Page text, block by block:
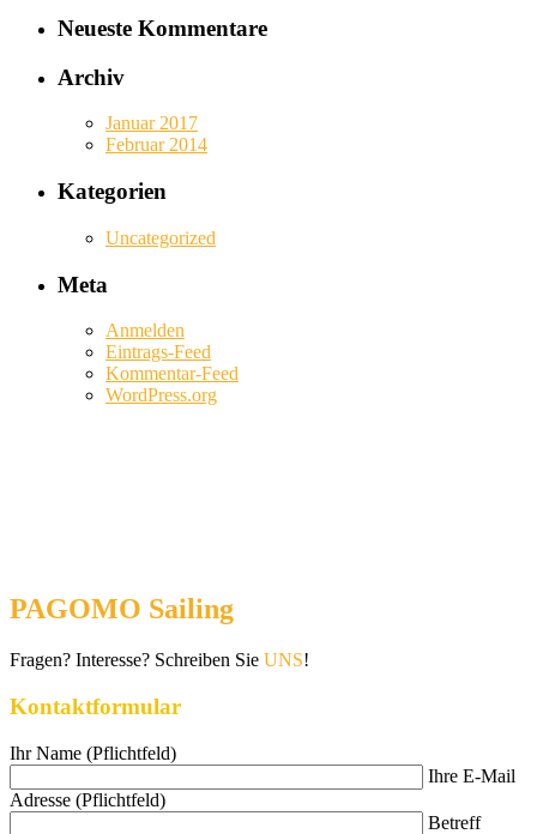
Neueste Kommentare
Archiv
Januar 2017
Februar 2014
Kategorien
Uncategorized
Meta
Anmelden
Eintrags-Feed
Kommentar-Feed
WordPress.org
PAGOMO Sailing
Fragen? Interesse? Schreiben Sie UNS!
Kontaktformular
Ihr Name (Pflichtfeld)
Ihre E-Mail
Adresse (Pflichtfeld)
Betreff